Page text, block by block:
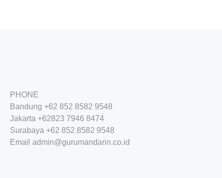
PHONE
Bandung +62 852 8582 9548
Jakarta +62823 7946 8474
Surabaya +62 852 8582 9548
Email admin@gurumandarin.co.id